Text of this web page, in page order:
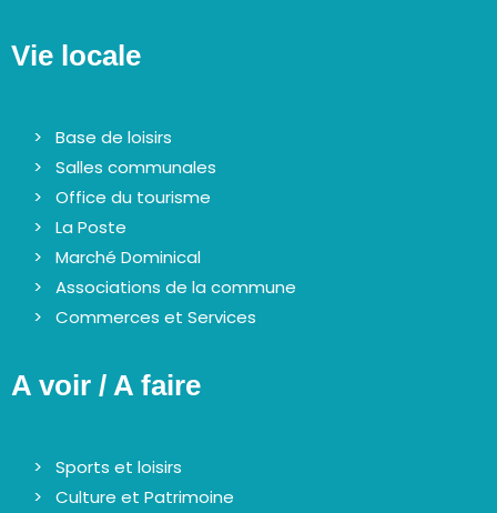
Vie locale
Base de loisirs
Salles communales
Office du tourisme
La Poste
Marché Dominical
Associations de la commune
Commerces et Services
A voir / A faire
Sports et loisirs
Culture et Patrimoine